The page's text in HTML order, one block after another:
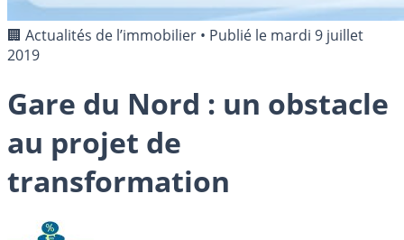
🏢 Actualités de l’immobilier • Publié le mardi 9 juillet
2019
Gare du Nord : un obstacle
au projet de
transformation